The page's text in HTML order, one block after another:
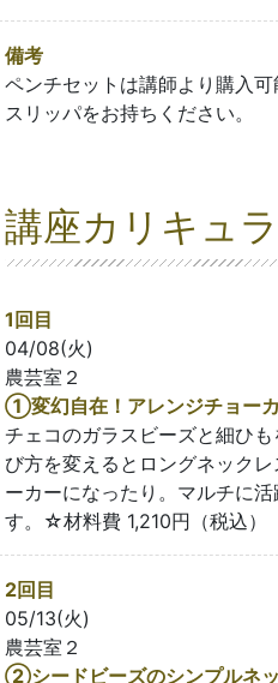
備考
ペンチセットは講師より購入
スリッパをお持ちください。
講座カリキュ
1回目
04/08(火)
農芸室２
①変幻自在！アレンジチョー
チェコのガラスビーズと細ひ
び方を変えるとロングネック
ーカーになったり。マルチに
す。☆材料費 1,210円（税込）
2回目
05/13(火)
農芸室２
②シードビーズのシンプルネ